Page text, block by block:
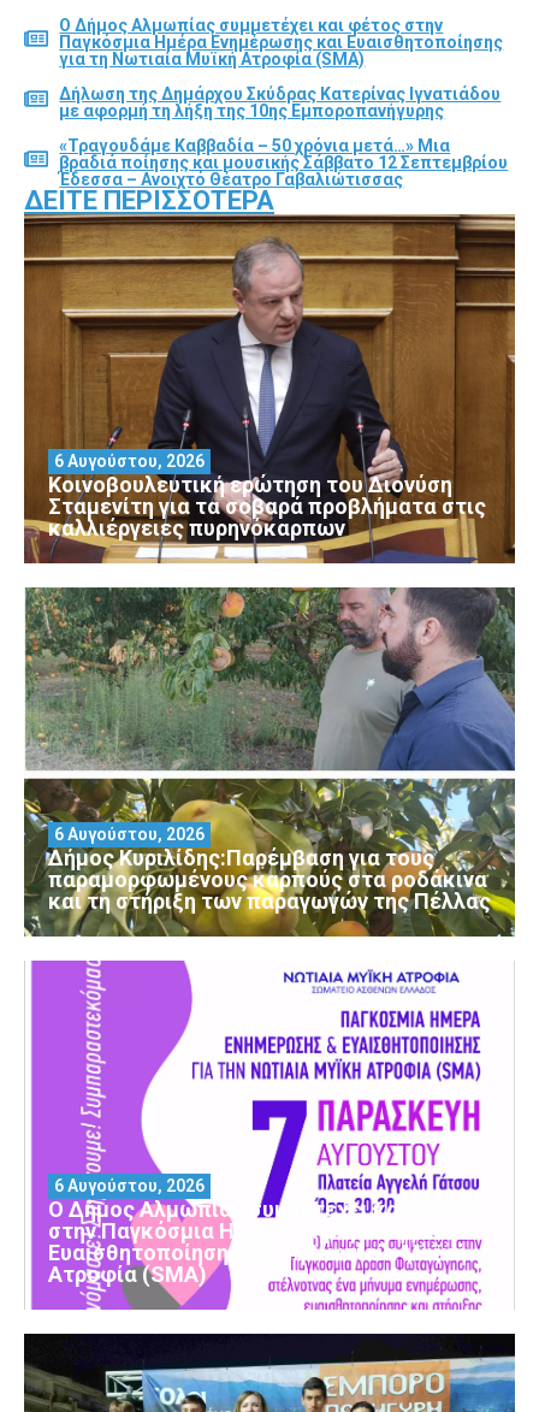
Ο Δήμος Αλμωπίας συμμετέχει και φέτος στην
Παγκόσμια Ημέρα Ενημέρωσης και Ευαισθητοποίησης
για τη Νωτιαία Μυϊκή Ατροφία (SMA)
Δήλωση της Δημάρχου Σκύδρας Κατερίνας Ιγνατιάδου
με αφορμή τη λήξη της 10ης Εμποροπανήγυρης
«Τραγουδάμε Καββαδία – 50 χρόνια μετά…» Μια
βραδιά ποίησης και μουσικής Σάββατο 12 Σεπτεμβρίου
Έδεσσα – Ανοιχτό Θέατρο Γαβαλιώτισσας
ΔΕΊΤΕ ΠΕΡΙΣΣΌΤΕΡΑ
Κοινοβουλευτική ερώτηση του Διονύση
Σταμενίτη για τα σοβαρά προβλήματα στις
καλλιέργειες πυρηνόκαρπων
6 Αυγούστου, 2026
Δήμος Κυριλίδης:Παρέμβαση για τους
παραμορφωμένους καρπούς στα ροδάκινα
και τη στήριξη των παραγωγών της Πέλλας
6 Αυγούστου, 2026
Ο Δήμος Αλμωπίας συμμετέχει και φέτος
στην Παγκόσμια Ημέρα Ενημέρωσης και
Ευαισθητοποίησης για τη Νωτιαία Μυϊκή
Ατροφία (SMA)
6 Αυγούστου, 2026